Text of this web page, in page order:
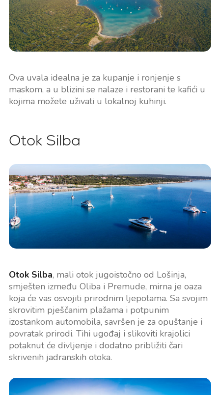
Ova uvala idealna je za kupanje i ronjenje s
maskom, a u blizini se nalaze i restorani te kafići u
kojima možete uživati u lokalnoj kuhinji.
Otok Silba
Otok Silba, mali otok jugoistočno od Lošinja,
smješten između Oliba i Premude, mirna je oaza
koja će vas osvojiti prirodnim ljepotama. Sa svojim
skrovitim pješčanim plažama i potpunim
izostankom automobila, savršen je za opuštanje i
povratak prirodi. Tihi ugođaj i slikoviti krajolici
potaknut će divljenje i dodatno približiti čari
skrivenih jadranskih otoka.